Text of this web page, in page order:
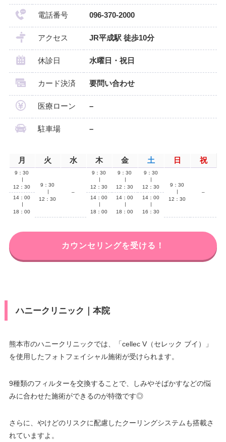
電話番号 096-370-2000
アクセス JR平成駅 徒歩10分
休診日 水曜日・祝日
カード決済 要問い合わせ
医療ローン –
駐車場 –
月 火 水 木 金 土 日 祝
9：30
12：30
9：30
12：30
–
9：30
12：30
9：30
12：30
9：30
12：30
9：30
12：30
–
14：00
18：00
14：00
18：00
14：00
18：00
14：00
16：30
カウンセリングを受ける！
ハニークリニック｜本院
熊本市のハニークリニックでは、「cellec V（セレック ブイ）」
を使用したフォトフェイシャル施術が受けられます。
9種類のフィルターを交換することで、しみやそばかすなどの悩
みに合わせた施術ができるのが特徴です◎
さらに、やけどのリスクに配慮したクーリングシステムも搭載さ
れていますよ。